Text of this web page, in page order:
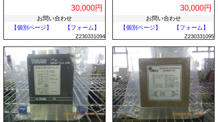
30,000円
お問い合わせ
【個別ページ】
【フォーム】
Z230331094
30,000円
お問い合わせ
【個別ページ】
【フォーム】
Z230331095